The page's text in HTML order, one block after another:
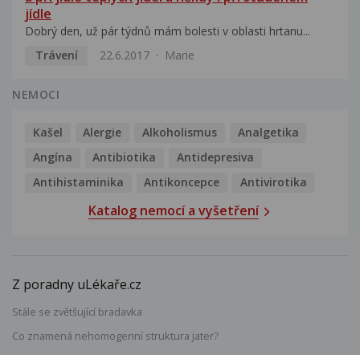
jídle
Dobrý den, už pár týdnů mám bolesti v oblasti hrtanu...
Trávení
22.6.2017 Marie
NEMOCI
Kašel Alergie Alkoholismus
Analgetika
Angína
Antibiotika
Antidepresiva
Antihistaminika
Antikoncepce Antivirotika
Katalog nemocí a vyšetření
Z poradny uLékaře.cz
Stále se zvětšující bradavka
Co znamená nehomogenní struktura jater?